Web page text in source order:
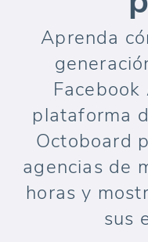
Aprenda
plataforma
Octoboard
agencias de
horas y
sus